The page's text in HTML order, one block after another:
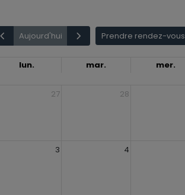
Aujourd'hui Prendre rendez-vous
lun. mar. mer.
27 28
3 4